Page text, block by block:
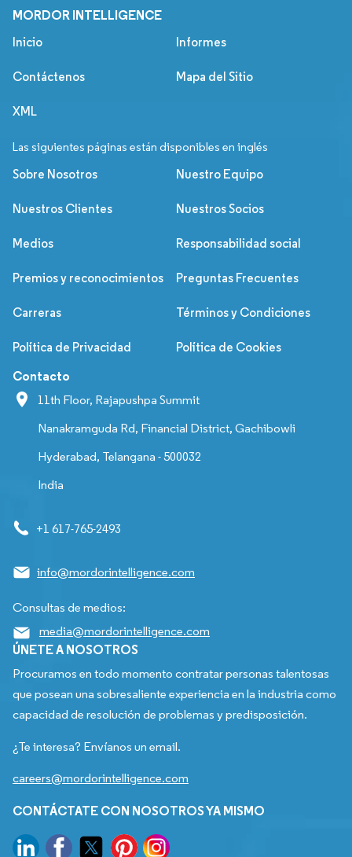
MORDOR INTELLIGENCE
Inicio Informes
Contáctenos Mapa del Sitio
XML
Las siguientes páginas están disponibles en inglés
Sobre Nosotros Nuestro Equipo
Nuestros Clientes Nuestros Socios
Medios Responsabilidad social
Premios y reconocimientos Preguntas Frecuentes
Carreras Términos y Condiciones
Política de Privacidad Política de Cookies
Contacto
11th Floor, Rajapushpa Summit
Nanakramguda Rd, Financial District, Gachibowli
Hyderabad, Telangana - 500032
India
+1 617-765-2493
info@mordorintelligence.com
Consultas de medios:
media@mordorintelligence.com
ÚNETE A NOSOTROS
Procuramos en todo momento contratar personas talentosas
que posean una sobresaliente experiencia en la industria como
capacidad de resolución de problemas y predisposición.
¿Te interesa? Envíanos un email.
careers@mordorintelligence.com
CONTÁCTATE CON NOSOTROS YA MISMO